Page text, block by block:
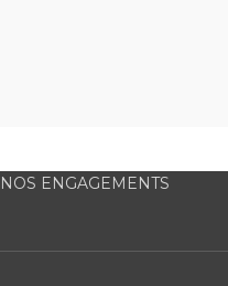
NOS ENGAGEMENTS